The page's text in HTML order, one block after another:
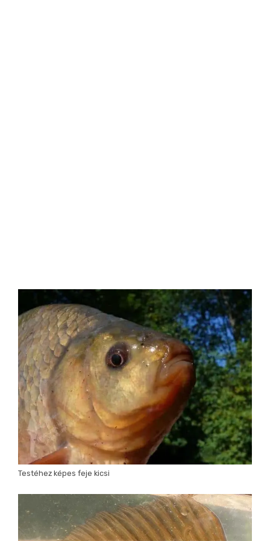
Testéhez képes feje kicsi